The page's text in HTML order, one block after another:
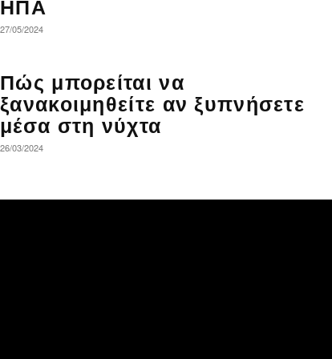
ΗΠΑ
27/05/2024
Πώς μπορείται να
ξανακοιμηθείτε αν ξυπνήσετε
μέσα στη νύχτα
26/03/2024